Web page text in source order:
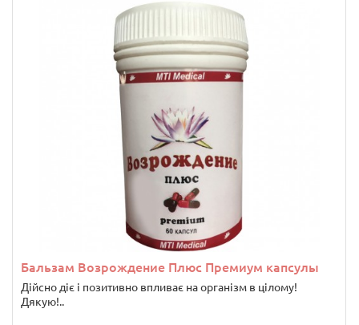
Бальзам Возрождение Плюс Премиум капсулы
Дійсно діє і позитивно впливає на організм в цілому!
Дякую!..